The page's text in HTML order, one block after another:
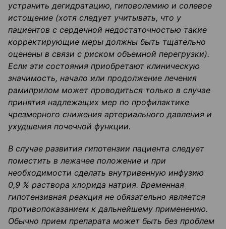
устранить дегидратацию, гиповолемию и солевое
истощение (хотя следует учитывать, что у
пациентов с сердечной недостаточностью такие
корректирующие меры должны быть тщательно
оценены в связи с риском объемной перегрузки).
Если эти состояния приобретают клиническую
значимость, начало или продолжение лечения
рамиприлом может проводиться только в случае
принятия надлежащих мер по профилактике
чрезмерного снижения артериального давления и
ухудшения почечной функции.
В случае развития гипотензии пациента следует
поместить в лежачее положение и при
необходимости сделать внутривенную инфузию
0,9 % раствора хлорида натрия. Временная
гипотензивная реакция не обязательно является
противопоказанием к дальнейшему применению.
Обычно прием препарата может быть без проблем